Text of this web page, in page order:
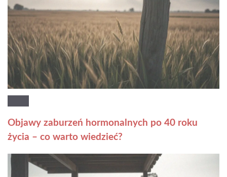
Objawy zaburzeń hormonalnych po 40 roku
życia – co warto wiedzieć?